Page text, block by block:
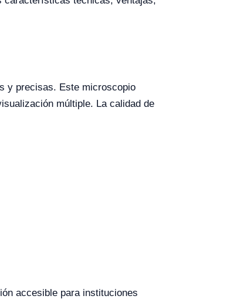
y precisas. Este microscopio
múltiple. La calidad de
accesible para instituciones